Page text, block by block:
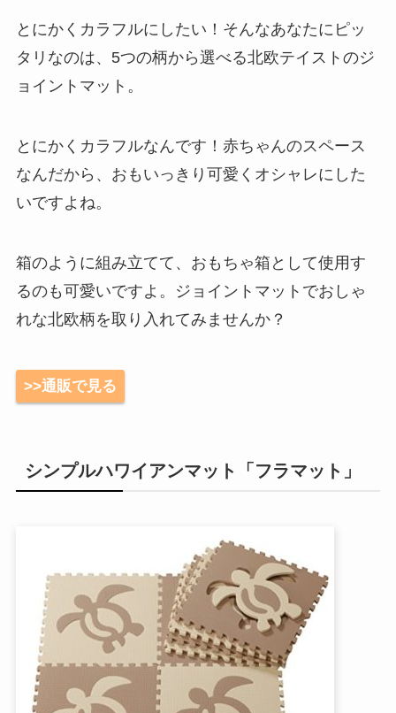
とにかくカラフルにしたい！そんなあなたにピッ
タリなのは、5つの柄から選べる北欧テイストのジ
ョイントマット。
とにかくカラフルなんです！赤ちゃんのスペース
なんだから、おもいっきり可愛くオシャレにした
いですよね。
箱のように組み立てて、おもちゃ箱として使用す
るのも可愛いですよ。ジョイントマットでおしゃ
れな北欧柄を取り入れてみませんか？
>>通販で見る
シンプルハワイアンマット「フラマット」